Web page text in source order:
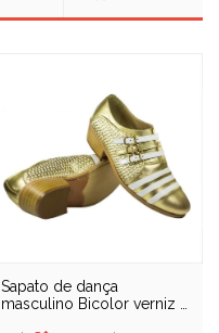
Sapato de dança
masculino Bicolor verniz 3